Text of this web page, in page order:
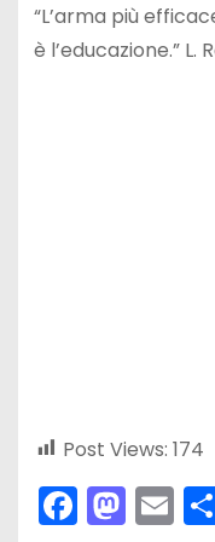
“L’arma più
è l’educazione.” L.
Post Views: 174
F M E